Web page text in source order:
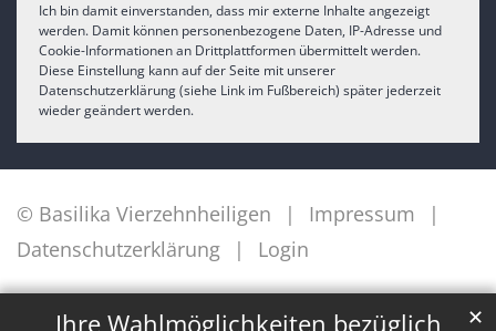
Ihre Wahlmöglichkeiten bezüglich ✕
Ich bin damit einverstanden, dass mir externe Inhalte angezeigt
werden. Damit können personenbezogene Daten, IP-Adresse und
Cookie-Informationen an Drittplattformen übermittelt werden.
Diese Einstellung kann auf der Seite mit unserer
Datenschutzerklärung (siehe Link im Fußbereich) später jederzeit
wieder geändert werden.
© Basilika Vierzehnheiligen
Impressum
Datenschutzerklärung
Login